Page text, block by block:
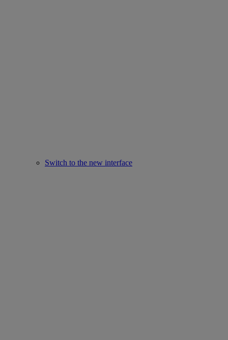
Switch to the new interface